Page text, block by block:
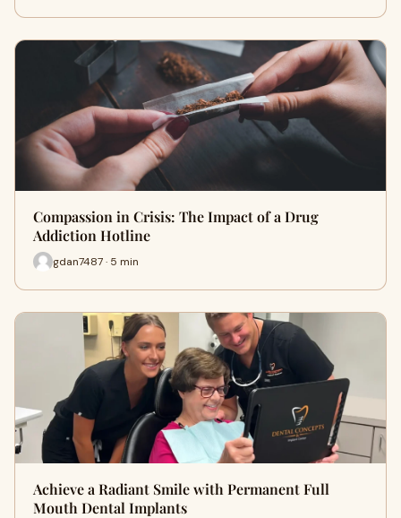
Compassion in Crisis: The Impact of a Drug
Addiction Hotline
gdan7487 · 5 min
Achieve a Radiant Smile with Permanent Full
Mouth Dental Implants